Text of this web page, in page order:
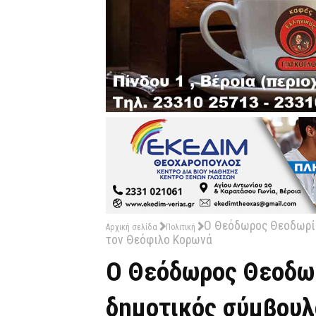
Αρχική σελίδα Πολιτική
Ο Θεόδωρος
τον Θεόφιλο Κορωνά
Ο Θεόδωρος
δημοτικός